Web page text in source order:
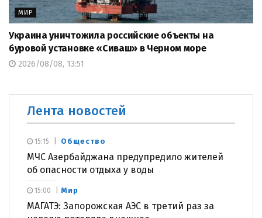
МИР
Украина уничтожила российские объекты на
буровой установке «Сиваш» в Черном море
2026/08/08, 13:51
Лента новостей
Общество
МЧС Азербайджана предупредило жителей
об опасности отдыха у воды
15:15
Мир
МАГАТЭ: Запорожская АЭС в третий раз за
15:00